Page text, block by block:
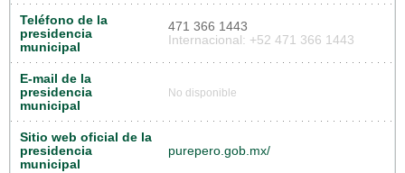
Teléfono de la
presidencia
municipal
471 366 1443
Internacional: +52 471 366 1443
E-mail de la
presidencia
municipal
No disponible
Sitio web oficial de la
presidencia
municipal
purepero.gob.mx/